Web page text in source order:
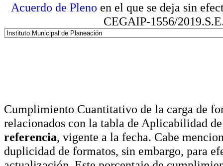
Acuerdo de Pleno en el que se deja sin
CEGAIP-1556/
Cumplimiento Cuantitativo de la carga de
relacionados con la tabla de Aplicabilidad
referencia, vigente a la fecha. Cabe
duplicidad de formatos, sin embargo, para